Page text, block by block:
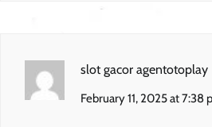
slot gacor agentotoplay
February 11, 2025 at 7:38